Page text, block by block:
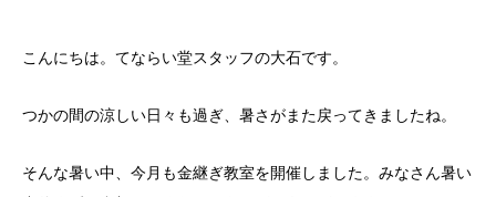
こんにちは。てならい堂スタッフの大石です。
つかの間の涼しい日々も過ぎ、暑さがまた戻ってきましたね。
そんな暑い中、今月も金継ぎ教室を開催しました。みなさん暑い